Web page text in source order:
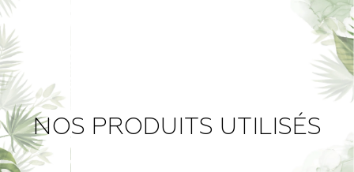
NOS PRODUITS UTILISÉS